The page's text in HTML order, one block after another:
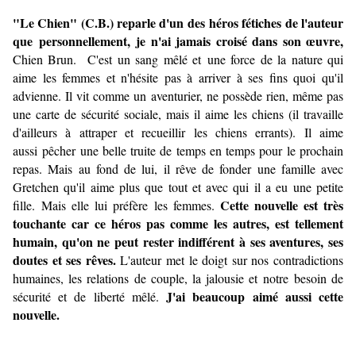
"Le Chien" (C.B.) reparle d'un des héros fétiches de l'auteur
que personnellement, je n'ai jamais croisé dans son œuvre,
Chien Brun. C'est un sang mêlé et une force de la nature qui
aime les femmes et n'hésite pas à arriver à ses fins quoi qu'il
advienne. Il vit comme un aventurier, ne possède rien, même pas
une carte de sécurité sociale, mais il aime les chiens (il travaille
d'ailleurs à attraper et recueillir les chiens errants). Il aime
aussi pêcher une belle truite de temps en temps pour le prochain
repas. Mais au fond de lui, il rêve de fonder une famille avec
Gretchen qu'il aime plus que tout et avec qui il a eu une petite
fille. Mais elle lui préfère les femmes. Cette nouvelle est très
touchante car ce héros pas comme les autres, est tellement
humain, qu'on ne peut rester indifférent à ses aventures, ses
doutes et ses rêves.L'auteur met le doigt sur nos contradictions
humaines, les relations de couple, la jalousie et notre besoin de
sécurité et de liberté mêlé.J'ai beaucoup aimé aussi cette
nouvelle.